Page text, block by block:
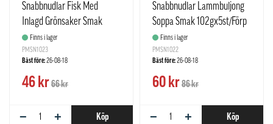
Snabbnudlar Fisk Med
Inlagd Grönsaker Smak
118gx5st/Förp Bai Xiang
Kina
Finns i lager
PMSN1023
Bäst före:26-08-18
46 kr66 kr
− + Köp
Snabbnudlar Lammbuljong
Soppa Smak 102gx5st/Förp
Bai Xiang Kina
Finns i lager
PMSN1022
Bäst före:26-08-18
60 kr86 kr
− + Köp